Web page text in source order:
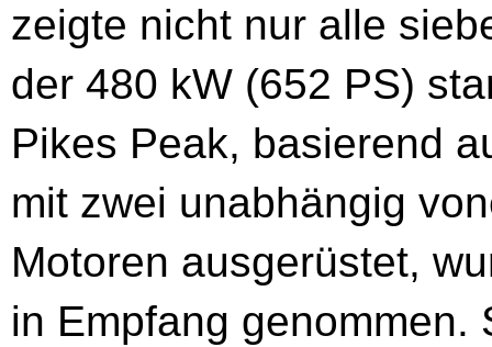
zeigte nicht nur alle
der 480 kW (652 PS)
Pikes Peak, basierend
mit zwei unabhängig
Motoren ausgerüstet,
in Empfang genommen.